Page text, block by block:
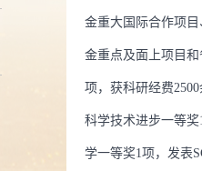
金重大国际合作项
金重点及面上项目
项，获科研经费
科学技术进步一等
学一等奖1项，发表